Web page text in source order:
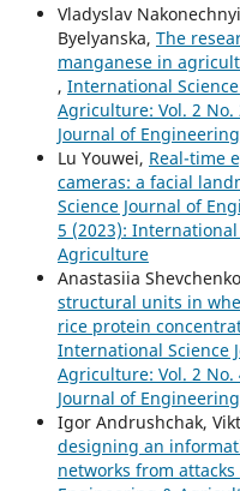
Vladyslav
Byelyanska, The
manganese in
, International
Agriculture: Vol. 2
Journal of
Lu Youwei, Real-time
cameras: a facial
Science Journal of
5 (2023):
Agriculture
Anastasiia
structural units in
rice protein
International Science
Agriculture: Vol. 2
Journal of
Igor Andrushchak,
designing an
networks from attacks